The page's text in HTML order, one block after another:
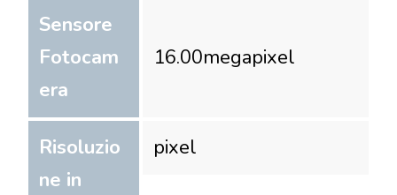
Sensore
Fotocam
era
16.00megapixel
Risoluzio
ne in
pixel